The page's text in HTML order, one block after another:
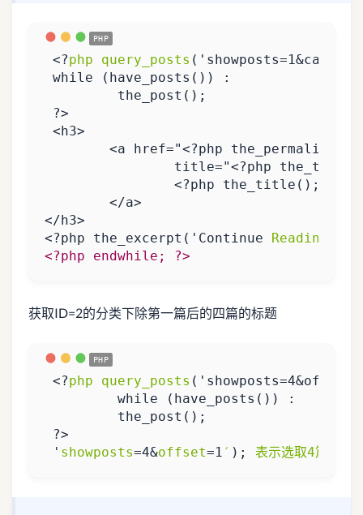
<?php query_posts (
<?php the_excerpt(' Continue Reading
获取ID=2的分类下除第一篇后的四篇的标题
<?php query_posts (
' showposts=4&offset=1 ′ ); 表示选取4篇文章